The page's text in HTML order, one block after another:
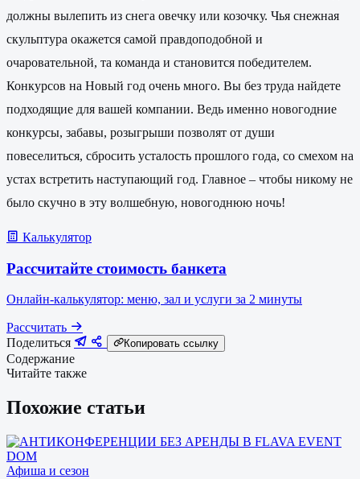
должны вылепить из снега овечку или козочку. Чья снежная
скульптура окажется самой правдоподобной и
очаровательной, та команда и становится победителем.
Конкурсов на Новый год очень много. Вы без труда найдете
подходящие для вашей компании. Ведь именно новогодние
конкурсы, забавы, розыгрыши позволят от души
повеселиться, сбросить усталость прошлого года, со смехом на
устах встретить наступающий год. Главное – чтобы никому не
было скучно в эту волшебную, новогоднюю ночь!
Калькулятор
Рассчитайте стоимость банкета
Онлайн-калькулятор: меню, зал и услуги за 2 минуты
Рассчитать
Поделиться
Копировать ссылку
Содержание
Читайте также
Похожие статьи
Афиша и сезон